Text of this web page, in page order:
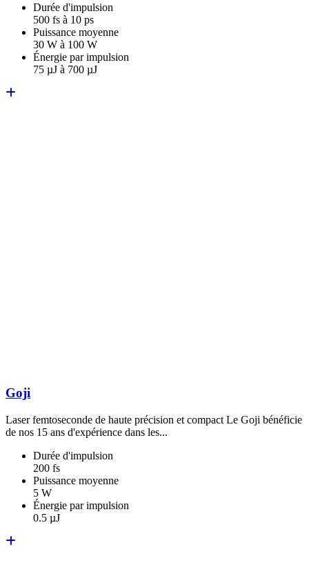
Durée d'impulsion
500 fs à 10 ps
Puissance moyenne
30 W à 100 W
Énergie par impulsion
75 µJ à 700 µJ
Goji
Laser femtoseconde de haute précision et compact Le Goji bénéficie
de nos 15 ans d'expérience dans les...
Durée d'impulsion
200 fs
Puissance moyenne
5 W
Énergie par impulsion
0.5 µJ